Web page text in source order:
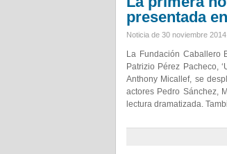
presentada
Noticia de 30 noviembre 2014.
La Fundación Caballero
Patrizio Pérez Pacheco,
Anthony Micallef, se
actores Pedro Sánchez,
lectura dramatizada.